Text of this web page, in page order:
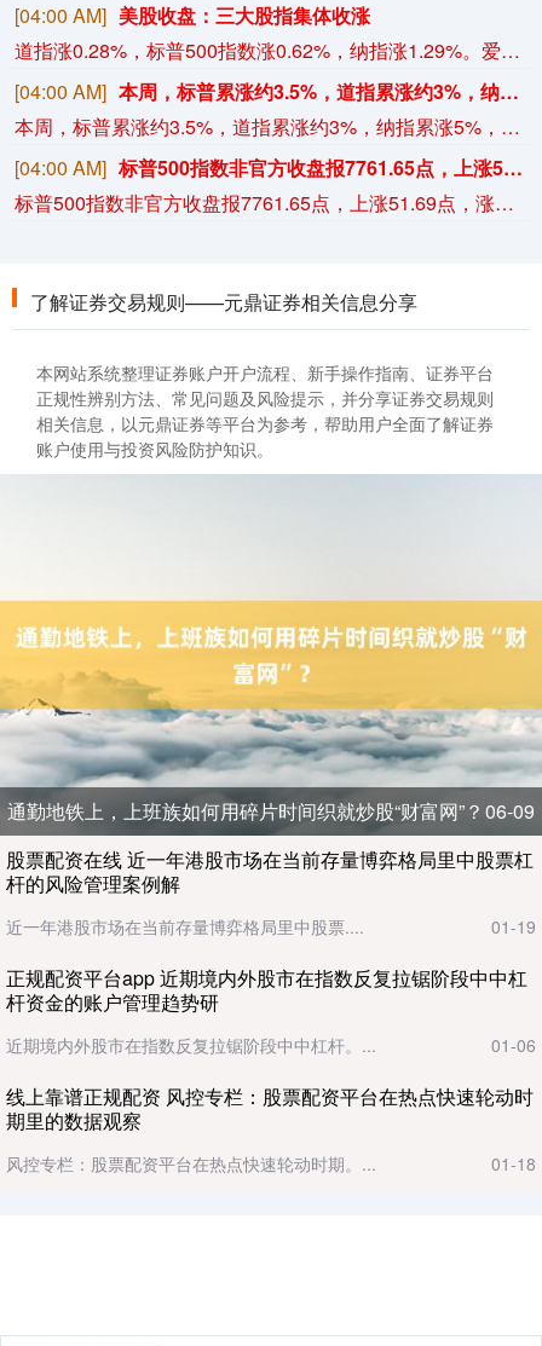
[04:00 AM] 美股收盘：三大股指集体收涨
道指涨0.28%，标普500指数涨0.62%，纳指涨1.29%。爱彼迎涨17.43%，微芯科技涨13.92%，Coherent Corp涨13.41%，Palantir Technologies涨10.32%。“七姐妹”方面：特斯拉涨2.81%，英伟达涨2.28%，亚马逊涨0.79%，Meta Platforms涨0.34%，苹果涨0.31%，微软平，谷歌跌0.87%。
[04:00 AM]
本周，标普累涨约3.5%，道指累涨约3%，纳指累涨5%，存储芯片指数跌约1.9%，半导体指数涨8.6%——周二高开以来持续高位窄幅震荡，科技股七巨头指数涨4.7%，降息赢家指数涨5.2%。周五非农日当天，标普500指数初步收涨0.6%，原材料、可选消费、科技板块涨超1%，能源板块跌1.3%。纳斯达克100指数初步收涨1.2%，成分股中，爱彼迎初步收涨17.1%，SpaceX涨14.5%，微芯科技、Palantir、AXON、Rocket Lab、HONA、TTWO、Lumentum至少涨6%，AMD、泰瑞达、闪迪、西部数据至多跌3.6%，希捷科技跌4.3%。
本周，标普累涨约3.5%，道指累涨约3%，纳指累涨5%，存储芯片指数跌约1.9%，半导体指数涨8.6%——周二高开以来持续高位窄幅震荡，科技股七巨头指数涨4.7%，降息赢家指数涨5.2%。周五非农日当天，标普500指数初步收涨0.6%，原材料、可选消费、科技板块涨超1%，能源板块跌1.3%。纳斯达克100指数初步收涨1.2%，成分股中，爱彼迎初步收涨17.1%，SpaceX涨14.5%，微芯科技、Palantir、AXON、Rocket Lab、HONA、TTWO、Lumentum至少涨6%，AMD、泰瑞达、闪迪、西部数据至多跌3.6%，希捷科技跌4.3%。
[04:00 AM]
标普500指数非官方收盘报7761.65点，上涨51.69点，涨幅0.67%。
标普500指数非官方收盘报7761.65点，上涨51.69点，涨幅0.67%。
了解证券交易规则——元鼎证券相关信息分享
本网站系统整理证券账户开户流程、新手操作指南、证券平台
正规性辨别方法、常见问题及风险提示，并分享证券交易规则
相关信息，以元鼎证券等平台为参考，帮助用户全面了解证券
账户使用与投资风险防护知识。
通勤地铁上，上班族如何用碎片时间织就炒股“财富网”？ 06-09
股票配资在线 近一年港股市场在当前存量博弈格局里中股票杠
杆的风险管理案例解
近一年港股市场在当前存量博弈格局里中股票.... 01-19
正规配资平台app 近期境内外股市在指数反复拉锯阶段中中杠
杆资金的账户管理趋势研
近期境内外股市在指数反复拉锯阶段中中杠杆。... 01-06
线上靠谱正规配资 风控专栏：股票配资平台在热点快速轮动时
期里的数据观察
风控专栏：股票配资平台在热点快速轮动时期。... 01-18